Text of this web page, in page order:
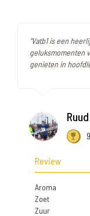
"Vatb1 is een
geluksmomenten
genieten in
Review
Aroma
Zoet
Zuur